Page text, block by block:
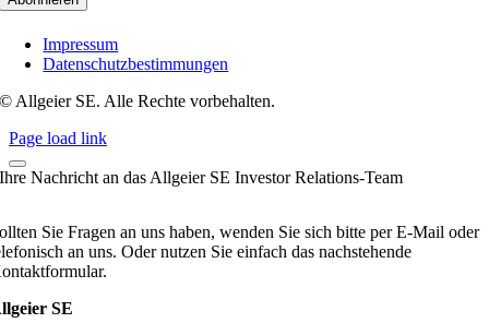
Impressum
Datenschutzbestimmungen
© Allgeier SE. Alle Rechte vorbehalten.
Page load link
Ihre Nachricht an das Allgeier SE Investor Relations-Team
Sie Fragen an uns haben, wenden Sie sich bitte per E-Mail oder
an uns. Oder nutzen Sie einfach das nachstehende
SE